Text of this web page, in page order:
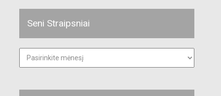
Seni Straipsniai
Seni
straipsniai